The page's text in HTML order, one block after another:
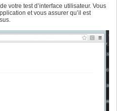
(By.Id("Prenom")).SendKeys(
(By.Id ("Email")).SendKeys
(
(
votre test d’interface utilisateur. Vous
et vous assurer qu’il est